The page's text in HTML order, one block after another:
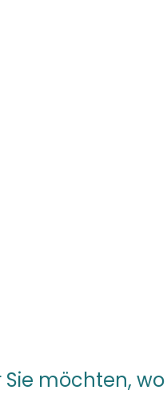
möchten,